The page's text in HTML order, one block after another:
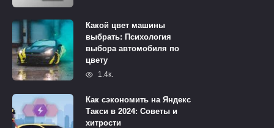
Какой цвет машины
выбрать: Психология
выбора автомобиля по
цвету
1.4к.
Как сэкономить на Яндекс
Такси в 2024: Советы и
хитрости